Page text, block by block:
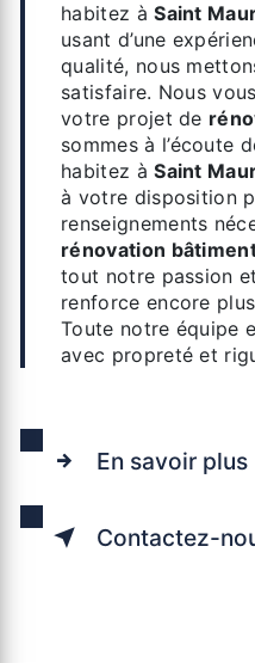
habitez àSaint
usant d’une
qualité, nous
satisfaire. Nous
votre projet de
sommes à l’écoute
habitez àSaint
à votre disposition
renseignements
rénovation
tout notre passion
renforce encore
Toute notre équipe
avec propreté et
En savoir plus
Contactez-